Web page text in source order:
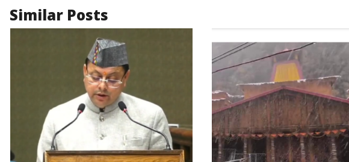
k
Similar Posts